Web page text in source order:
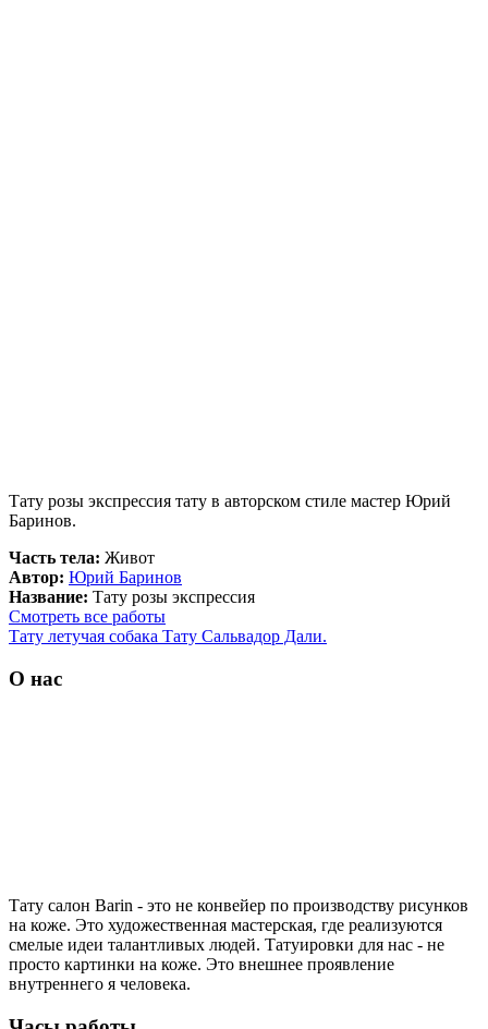
Тату розы экспрессия тату в авторском стиле мастер Юрий
Баринов.
Часть тела: Живот
Автор: Юрий Баринов
Название: Тату розы экспрессия
Смотреть все работы
Тату летучая собака Тату Сальвадор Дали.
О нас
Тату салон Barin - это не конвейер по производству рисунков
на коже. Это художественная мастерская, где реализуются
смелые идеи талантливых людей. Татуировки для нас - не
просто картинки на коже. Это внешнее проявление
внутреннего я человека.